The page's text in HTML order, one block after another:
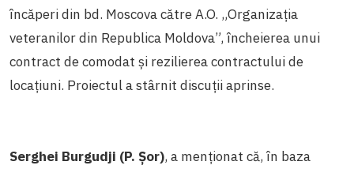
încăperi din bd. Moscova către A.O. „Organizația
veteranilor din Republica Moldova”, încheierea unui
contract de comodat și rezilierea contractului de
locațiuni. Proiectul a stârnit discuții aprinse.
Serghei Burgudji (P. Șor), a menționat că, în baza